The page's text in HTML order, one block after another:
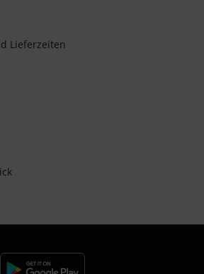
Lieferzeiten